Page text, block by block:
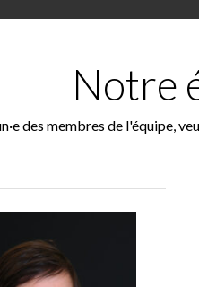
Notre
des membres de l'équipe,